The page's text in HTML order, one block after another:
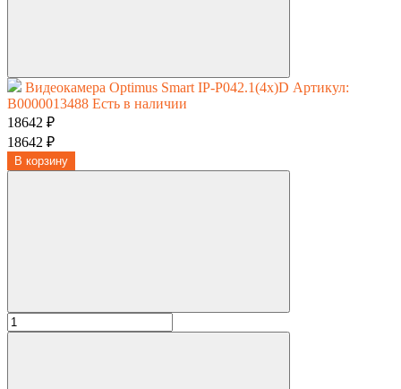
Видеокамера Optimus Smart IP-P042.1(4x)D Артикул:
В0000013488 Есть в наличии
18642 ₽
18642 ₽
В корзину